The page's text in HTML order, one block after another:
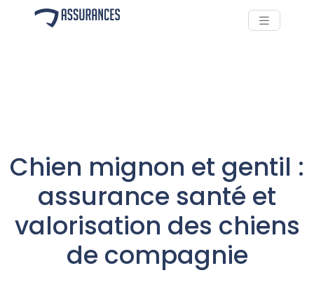
Chien mignon et gentil :
assurance santé et
valorisation des chiens
de compagnie